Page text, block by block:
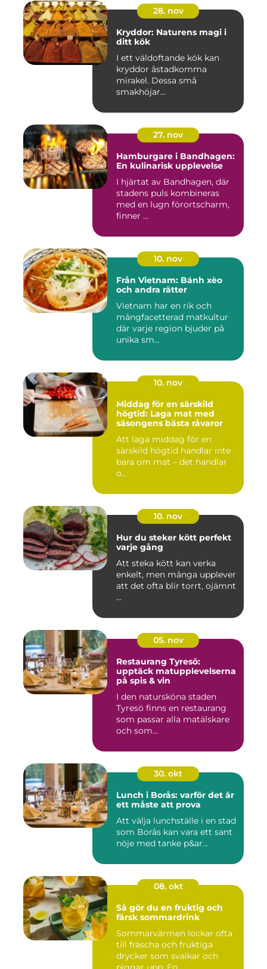
28. nov
Kryddor: Naturens magi i
ditt kök
I ett väldoftande kök kan
kryddor åstadkomma
mirakel. Dessa små
smakhöjar...
27. nov
Hamburgare i Bandhagen:
En kulinarisk upplevelse
I hjärtat av Bandhagen, där
stadens puls kombineras
med en lugn förortscharm,
finner ...
10. nov
Från Vietnam: Bánh xèo
och andra rätter
Vietnam har en rik och
mångfacetterad matkultur
där varje region bjuder på
unika sm...
10. nov
Middag för en särskild
högtid: Laga mat med
säsongens bästa råvaror
Att laga middag för en
särskild högtid handlar inte
bara om mat – det handlar
o...
10. nov
Hur du steker kött perfekt
varje gång
Att steka kött kan verka
enkelt, men många upplever
att det ofta blir torrt, ojämnt
...
05. nov
Restaurang Tyresö:
upptäck matupplevelserna
på spis & vin
I den natursköna staden
Tyresö finns en restaurang
som passar alla matälskare
och som...
30. okt
Lunch i Borås: varför det är
ett måste att prova
Att välja lunchställe i en stad
som Borås kan vara ett sant
nöje med tanke p&ar...
08. okt
Så gör du en fruktig och
färsk sommardrink
Sommarvärmen lockar ofta
till fräscha och fruktiga
drycker som svalkar och